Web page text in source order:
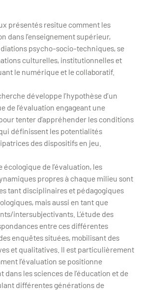
présentés resitue comment les
dans l’enseignement supérieur,
psycho-socio-techniques, se
culturelles, institutionnelles et
le numérique et le collaboratif.
développe l’hypothèse d’un
de l’évaluation engageant une
tenter d’appréhender les conditions
définissent les potentialités
des dispositifs en jeu.
écologique de l’évaluation, les
propres à chaque milieu sont
tant disciplinaires et pédagogiques
mais aussi en tant que
intersubjectivants. L’étude des
entre ces différentes
enquêtes situées, mobilisant des
et qualitatives. Il est particulièrement
l’évaluation se positionne
les sciences de l’éducation et de
différentes générations de